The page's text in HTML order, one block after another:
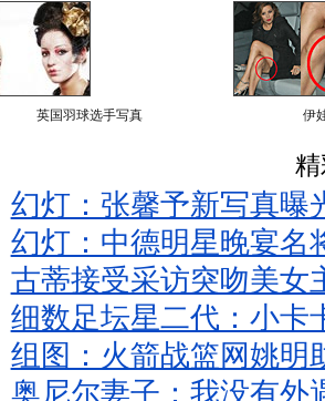
英国羽球选手写真 伊
幻灯：张馨予新写真曝
幻灯：中德明星晚宴名
古蒂接受采访突吻美女
细数足坛星二代：小卡
组图：火箭战篮网姚明
奥尼尔妻子：我没有外